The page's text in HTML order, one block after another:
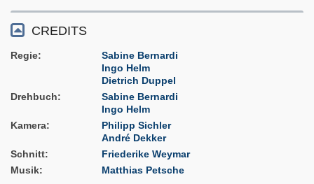
CREDITS
Regie
Sabine Bernardi
Ingo Helm
Dietrich Duppel
Drehbuch
Sabine Bernardi
Ingo Helm
Kamera
Philipp Sichler
André Dekker
Schnitt
Friederike Weymar
Musik
Matthias Petsche